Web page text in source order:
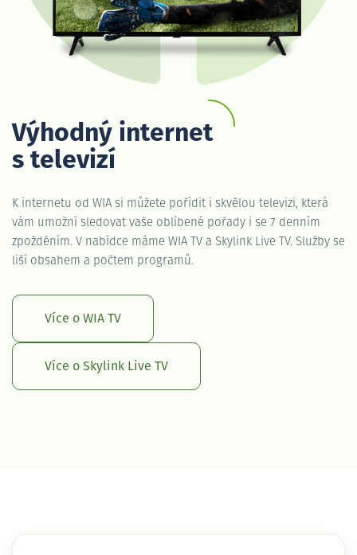
Výhodný internet
s televizí
K internetu od WIA si můžete pořídit i skvělou televizi, která
vám umožní sledovat vaše oblíbené pořady i se 7 denním
zpožděním. V nabídce máme WIA TV a Skylink Live TV. Služby se
liší obsahem a počtem programů.
Více o WIA TV
Více o Skylink Live TV